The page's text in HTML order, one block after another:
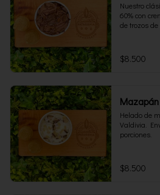
Nuestro
60% con
de trozos de
$8.500
Helado de
Valdivia.
porciones.
$8.500